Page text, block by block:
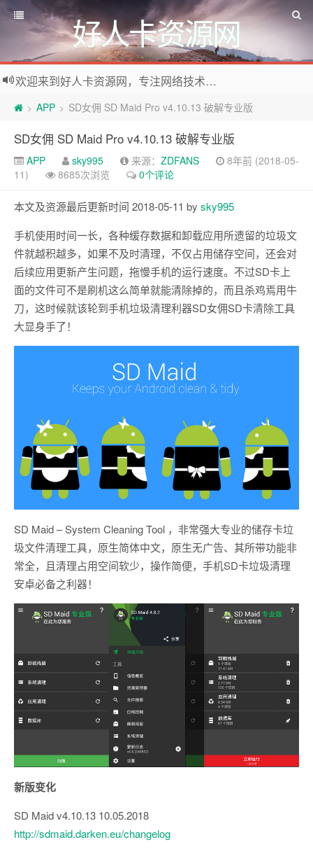
好人卡资源网
欢迎来到好人卡资源网，专注网络技术资源收集，我们不仅是网络资源的搬运工，也生产原创资源。寻找资源请留言或关注公众号:烈日下的男人
> APP > SD女佣 SD Maid Pro v4.10.13 破解专业版
SD女佣 SD Maid Pro v4.10.13 破解专业版
APP sky995 来源： ZDFANS
8年前 (2018-05-
11)
8685次浏览 0个评论
本文及资源最后更新时间 2018-05-11 by sky995
手机使用时间一长，各种缓存数据和卸载应用所遗留的垃圾文
件就越积越多，如果不及时清理，不仅占用储存空间，还会对
后续应用更新产生问题，拖慢手机的运行速度。不过SD卡上
面的文件可不是刷机这么简单就能清除掉的，而且杀鸡焉用牛
刀，这时候就该轮到手机垃圾清理利器SD女佣SD卡清除工具
大显身手了！
SD Maid – System Cleaning Tool ，非常强大专业的储存卡垃
圾文件清理工具，原生简体中文，原生无广告、其所带功能非
常全，且清理占用空间软少，操作简便，手机SD卡垃圾清理
安卓必备之利器！
新版变化
SD Maid v4.10.13 10.05.2018
http://sdmaid.darken.eu/changelog